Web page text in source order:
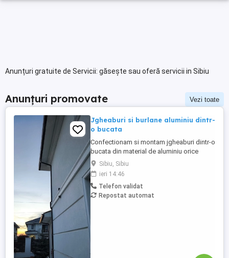
Anunțuri gratuite de Servicii: găsește sau oferă servicii in Sibiu
Anunțuri promovate Vezi toate
Jgheaburi si burlane aluminiu dintr-
o bucata
Confectionam si montam jgheaburi dintr-o
bucata din material de aluminiu orice
lungime . Jgheabul se face la fata locului
dupa lungimea necesara. Avem diferite
dimensiuni si culori, astfel clientul poate
alege varianta potrivita pentru casa lui.
Suntem deschisi la colaborari pe termen
Sibiu, Sibiu
ieri 14:46
Telefon validat
Repostat automat